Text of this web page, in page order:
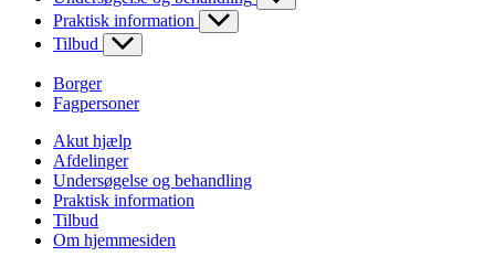
Praktisk information
Tilbud
Borger
Fagpersoner
Akut hjælp
Afdelinger
Undersøgelse og behandling
Praktisk information
Tilbud
Om hjemmesiden